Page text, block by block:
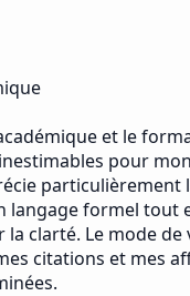
et le
pour
particulièrement
langage formel tout
clarté. Le mode de
citations et mes